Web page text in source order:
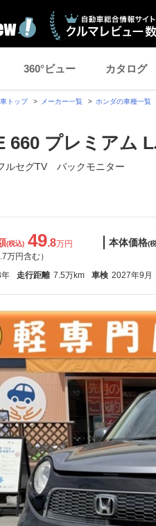
360°ビュー カタログ
トップ メーカー一覧 ホンダの車種一覧
660 プレミアム
セグTV バックモニター
(税込) 49.8万円
万円含む）
本体価格(
走行距離 7.5万km 車検 2027年9月